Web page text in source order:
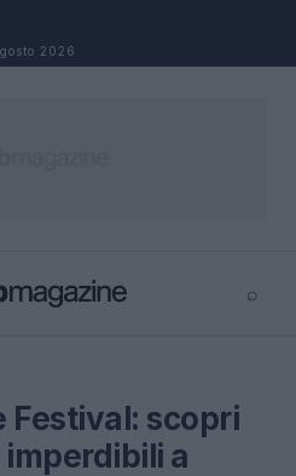
2026
⌕
Festival: scopri
a